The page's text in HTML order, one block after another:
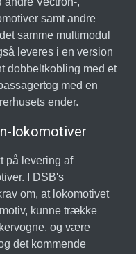
samt andre
samme multimodul
leveres i en version
dobbeltkobling med et
med en
ender.
lokomotiver
på levering af
I DSB's
om, at lokomotivet
kunne trække
og være
det kommende